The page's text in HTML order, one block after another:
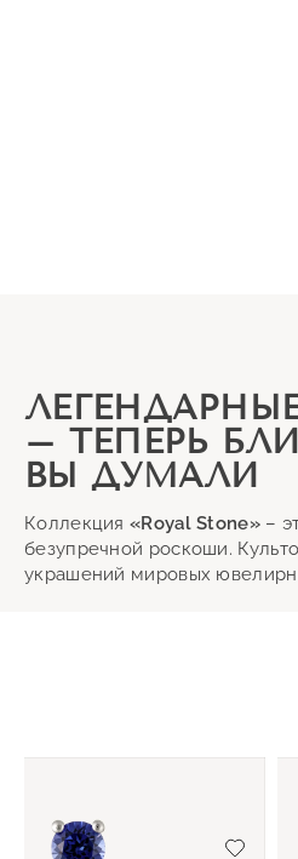
– ТЕПЕРЬ
ВЫ ДУМАЛИ
Коллекция «Royal Stone»–
безупречной роскоши.
украшений мировых